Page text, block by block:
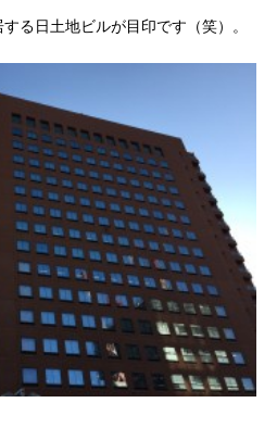
る日土地ビルが目印です（笑）。